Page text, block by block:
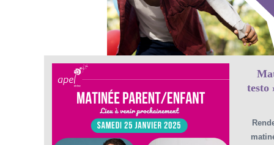
testo